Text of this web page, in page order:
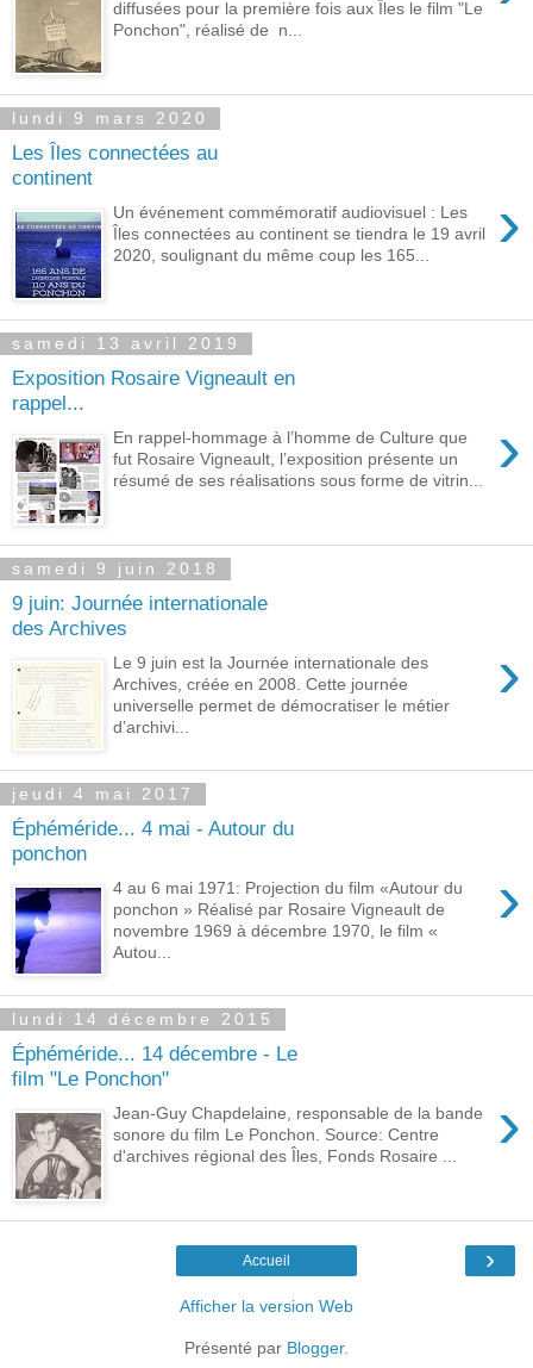
diffusées pour la première fois aux Îles le film "Le
Ponchon", réalisé de n...
lundi 9 mars 2020
Les Îles connectées au
continent
›
Un événement commémoratif audiovisuel : Les
Îles connectées au continent se tiendra le 19 avril
2020, soulignant du même coup les 165...
samedi 13 avril 2019
Exposition Rosaire Vigneault en
rappel...
›
En rappel-hommage à l’homme de Culture que
fut Rosaire Vigneault, l’exposition présente un
résumé de ses réalisations sous forme de vitrin...
samedi 9 juin 2018
9 juin: Journée internationale
des Archives
›
Le 9 juin est la Journée internationale des
Archives, créée en 2008. Cette journée
universelle permet de démocratiser le métier
d’archivi...
jeudi 4 mai 2017
Éphéméride... 4 mai - Autour du
ponchon
›
4 au 6 mai 1971: Projection du film «Autour du
ponchon » Réalisé par Rosaire Vigneault de
novembre 1969 à décembre 1970, le film «
Autou...
lundi 14 décembre 2015
Éphéméride... 14 décembre - Le
film "Le Ponchon"
›
Jean-Guy Chapdelaine, responsable de la bande
sonore du film Le Ponchon. Source: Centre
d'archives régional des Îles, Fonds Rosaire ...
›
Accueil
Afficher la version Web
Présenté par Blogger.